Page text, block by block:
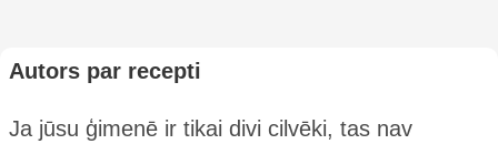
Autors par recepti
Ja jūsu ģimenē ir tikai divi cilvēki, tas nav